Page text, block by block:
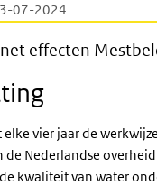
07-2024
effecten
elke vier jaar de
de Nederlandse
kwaliteit van water